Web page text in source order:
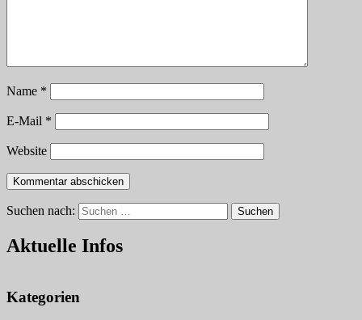
Name *
E-Mail *
Website
Suchen nach: Suchen
Aktuelle Infos
Kategorien